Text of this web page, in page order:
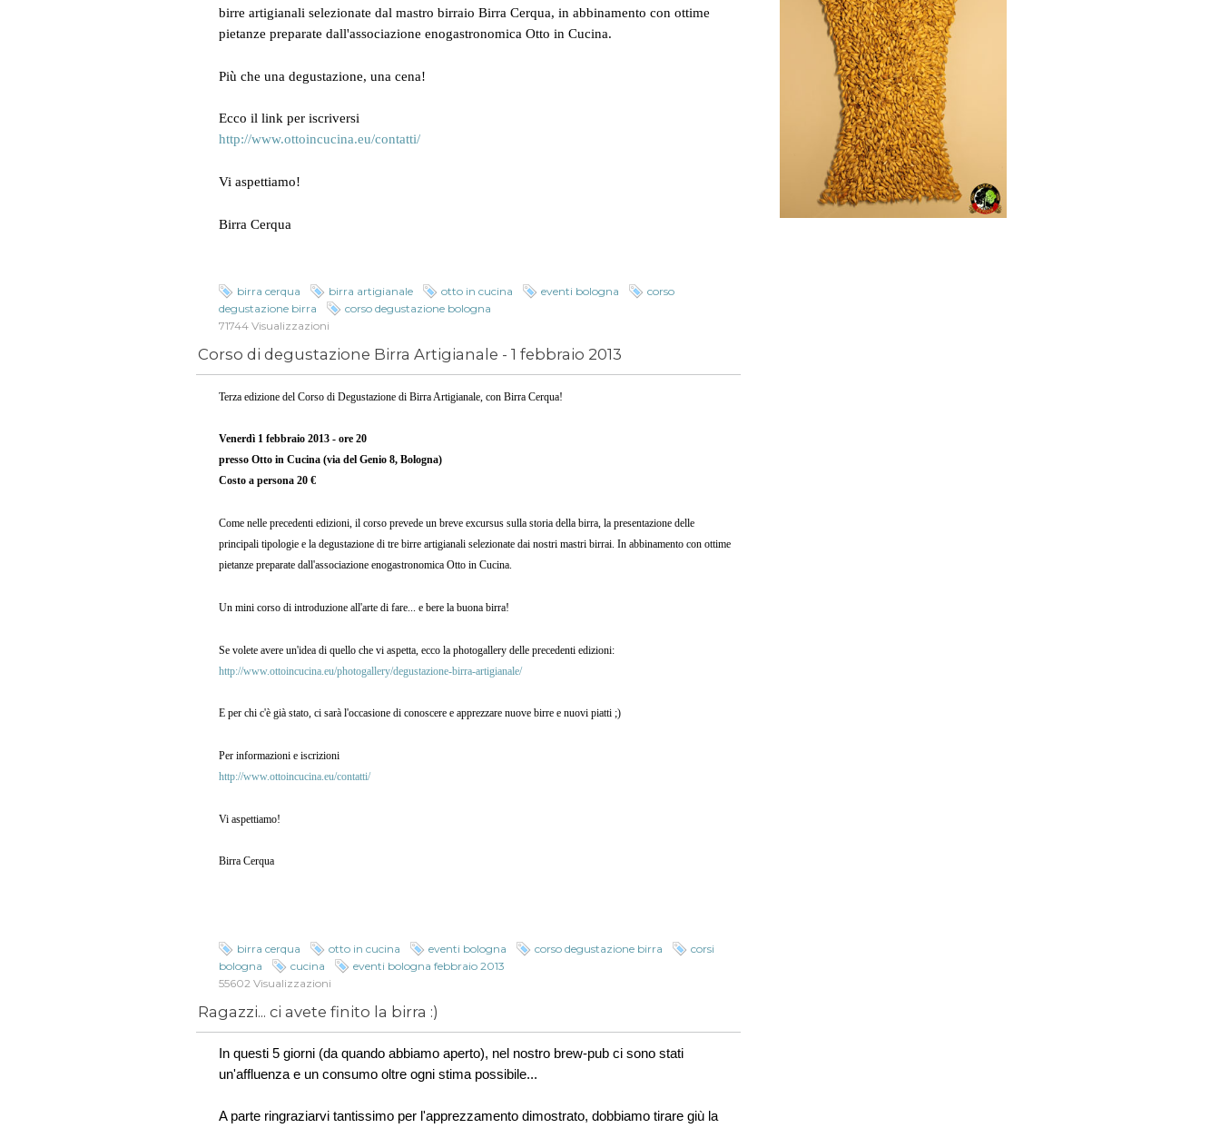
birre artigianali selezionate dal mastro birraio Birra Cerqua, in abbinamento con ottime
pietanze preparate dall'associazione enogastronomica Otto in Cucina.
Più che una degustazione, una cena!
Ecco il link per iscriversi
http://www.ottoincucina.eu/contatti/
Vi aspettiamo!
Birra Cerqua
birra cerqua birra artigianale otto in cucina eventi bologna
corso
degustazione birra
corso degustazione bologna
71744 Visualizzazioni
Corso di degustazione Birra Artigianale - 1 febbraio 2013
Terza edizione del Corso di Degustazione di Birra Artigianale, con Birra Cerqua!
Venerdì 1 febbraio 2013 - ore 20
presso Otto in Cucina (via del Genio 8, Bologna)
Costo a persona 20 €
Come nelle precedenti edizioni, il corso prevede un breve excursus sulla storia della birra, la presentazione delle
principali tipologie e la degustazione di tre birre artigianali selezionate dai nostri mastri birrai. In abbinamento con ottime
pietanze preparate dall'associazione enogastronomica Otto in Cucina.
Un mini corso di introduzione all'arte di fare... e bere la buona birra!
Se volete avere un'idea di quello che vi aspetta, ecco la photogallery delle precedenti edizioni:
http://www.ottoincucina.eu/photogallery/degustazione-birra-artigianale/
E per chi c'è già stato, ci sarà l'occasione di conoscere e apprezzare nuove birre e nuovi piatti ;)
Per informazioni e iscrizioni
http://www.ottoincucina.eu/contatti/
Vi aspettiamo!
Birra Cerqua
birra cerqua otto in cucina eventi bologna corso degustazione birra
corsi
bologna
cucina
eventi bologna febbraio 2013
55602 Visualizzazioni
Ragazzi... ci avete finito la birra :)
In questi 5 giorni (da quando abbiamo aperto), nel nostro brew-pub ci sono stati
un'affluenza e un consumo oltre ogni stima possibile...
A parte ringraziarvi tantissimo per l'apprezzamento dimostrato, dobbiamo tirare giù la